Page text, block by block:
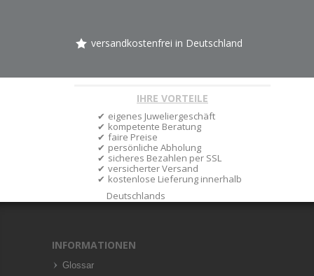
versandkostenfrei in Deutschland
IHRE VORTEILE
eigenes Juweliergeschäft
kompetente Beratung
faire Preise
persönliche Abholung
sicheres Bezahlen per SSL
versicherter Versand
kostenlose Lieferung innerhalb
Deutschlands
INFORMATIONEN
Glossar